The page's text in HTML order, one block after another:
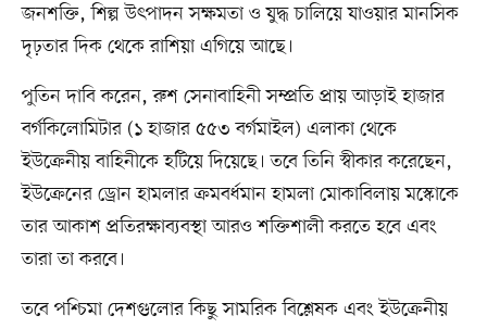
জনশক্তি, শিল্প উৎপাদন সক্ষমতা ও যুদ্ধ চালিয়ে যাওয়ার মানসিক
দৃঢ়তার দিক থেকে রাশিয়া এগিয়ে আছে।
পুতিন দাবি করেন, রুশ সেনাবাহিনী সম্প্রতি প্রায় আড়াই হাজার
বর্গকিলোমিটার (১ হাজার ৫৫৩ বর্গমাইল) এলাকা থেকে
ইউক্রেনীয় বাহিনীকে হটিয়ে দিয়েছে। তবে তিনি স্বীকার করেছেন,
ইউক্রেনের ড্রোন হামলার ক্রমবর্ধমান হামলা মোকাবিলায় মস্কোকে
তার আকাশ প্রতিরক্ষাব্যবস্থা আরও শক্তিশালী করতে হবে এবং
তারা তা করবে।
তবে পশ্চিমা দেশগুলোর কিছু সামরিক বিশ্লেষক এবং ইউক্রেনীয়